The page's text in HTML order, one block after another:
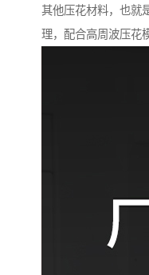
其他压花材料，也就
理，配合高周波压花